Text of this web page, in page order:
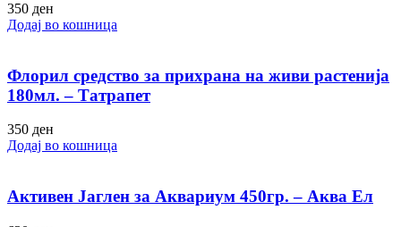
350 ден
Додај во кошница
Флорил средство за прихрана на живи растенија
180мл. – Татрапет
350 ден
Додај во кошница
Активен Јаглен за Аквариум 450гр. – Аква Ел